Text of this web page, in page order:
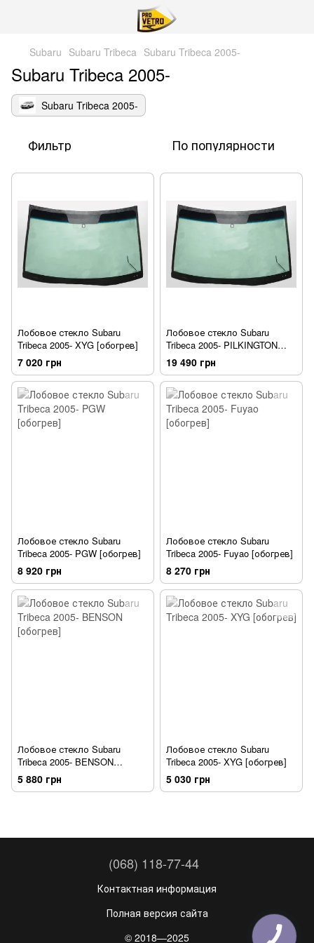
Subaru Subaru Tribeca Subaru Tribeca 2005-
Subaru Tribeca 2005-
Subaru Tribeca 2005-
Фильтр По популярности
Лобовое стекло Subaru
Tribeca 2005- XYG [обогрев]
7 020 грн
Лобовое стекло Subaru
Tribeca 2005- PILKINGTON
[обогрев]
19 490 грн
Лобовое стекло Subaru
Tribeca 2005- PGW [обогрев]
8 920 грн
Лобовое стекло Subaru
Tribeca 2005- Fuyao [обогрев]
8 270 грн
Лобовое стекло Subaru
Tribeca 2005- BENSON
[обогрев]
5 880 грн
Лобовое стекло Subaru
Tribeca 2005- XYG [обогрев]
5 030 грн
(068) 118-77-44
Контактная информация
Полная версия сайта
© 2018—2025